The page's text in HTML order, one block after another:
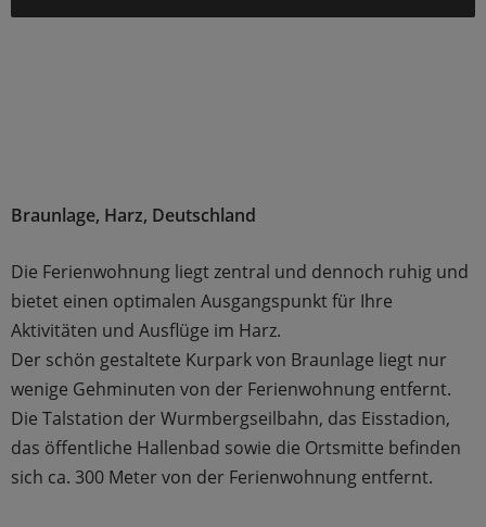
Braunlage, Harz, Deutschland
Die Ferienwohnung liegt zentral und dennoch ruhig und
bietet einen optimalen Ausgangspunkt für Ihre
Aktivitäten und Ausflüge im Harz.
Der schön gestaltete Kurpark von Braunlage liegt nur
wenige Gehminuten von der Ferienwohnung entfernt.
Die Talstation der Wurmbergseilbahn, das Eisstadion,
das öffentliche Hallenbad sowie die Ortsmitte befinden
sich ca. 300 Meter von der Ferienwohnung entfernt.